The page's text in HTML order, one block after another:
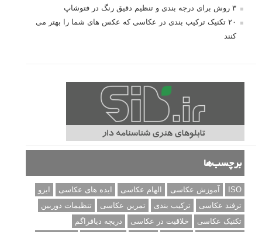
۳ روش برای درجه بندی و تنظیم دقیق رنگ در فتوشاپ
۲۰ تکنیک ترکیب بندی در عکاسی که عکس های شما را بهتر می
کنند
برچسب‌ها
ISO آموزش عکاسی الهام عکاسی ایده های عکاسی
ایزو
ترفند عکاسی
ترکیب بندی تمرین عکاسی
تنظیمات دوربین
تکنیک عکاسی
خلاقیت در عکاسی
دریچه دیافراگم